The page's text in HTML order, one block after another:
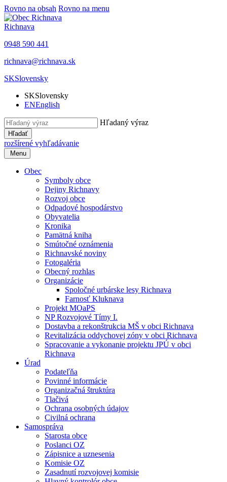
Rovno na obsah Rovno na menu
Richnava
0948 590 441
richnava@richnava.sk
SKSlovensky
SKSlovensky
ENEnglish
Hľadaný výraz
Hľadať
rozšírené vyhľadávanie
Menu
Obec
Symboly obce
Dejiny Richnavy
Rozvoj obce
Odpadové hospodárstvo
Obyvatelia
Kronika
Pamätná kniha
Smútočné oznámenia
Richnavské noviny
Fotogaléria
Obecný rozhlas
Organizácie
Spoločné urbárske lesy Richnava
Farnosť Kluknava
Projekt MOaPS
NP Rozvojové Tímy I.
Dostavba a rekonštrukcia MŠ v obci Richnava
Revitalizácia oddychovej zóny v obci Richnava
Spracovanie a vykonanie projektu JPÚ v obci
Richnava
Úrad
Podateľňa
Povinné informácie
Organizačná štruktúra
Tlačivá
Ochrana osobných údajov
Civilná ochrana
Samospráva
Starosta obce
Poslanci OZ
Zápisnice a uznesenia
Komisie OZ
Zasadnutí rozvojovej komisie